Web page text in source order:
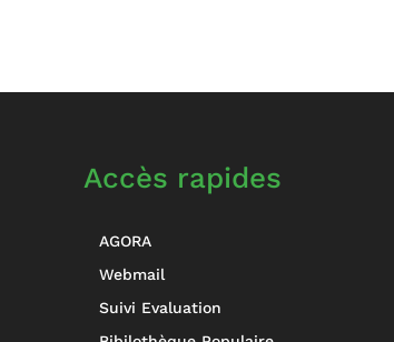
Accès rapides
AGORA
Webmail
Suivi Evaluation